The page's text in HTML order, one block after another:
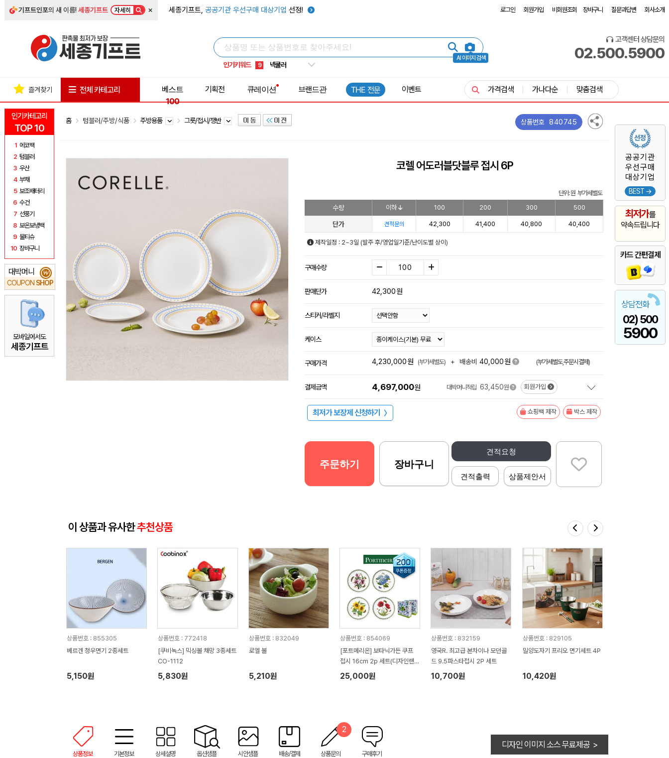
기프트인포의 새 이름!세종기프트 자세히 × 세종기프트, 공공기관 우선구매 대상기업 선정! 로그인 회원가입 비회원조회 장바구니 질문과답변 회사소개
AI 이미지 검색
인기키워드
5 키캡
8 쿨토시
9 넥쿨러
1 선풍기
고객센터 상담문의
02.500.5900
인기카테고리
TOP 10
1 에코백
2 텀블러
3 우산
4 부채
5 보조배터리
6 수건
7 선풍기
8 보온보냉백
9 물티슈
10 장바구니
대박머니
COUPON SHOP
₩
모바일에서도
세종기프트
공공기관
우선구매
대상기업
BEST →
최저가를
약속드립니다
카드 간편결제
상담전화
02) 500
5900
즐겨찾기 전체 카테고리
베스트
100
기획전 큐레이션 브랜드관 THE 전문 이벤트 가격검색 가나다순 맞춤검색
홈 텀블러/주방/식품 주방용품 그릇/접시/쟁반 상품번호 840745
코렐 어도러블닷블루 접시 6P
단위: 원 부가세별도
수량 이하 100 200 300 500
단가 견적문의 42,300 41,400 40,800 40,400
제작일정 : 2~3일 (발주 후/영업일기준/난이도별 상이)
구매수량
판매단가 42,300원
스티커/라벨지
케이스
구매가격 4,230,000원 (부가세별도) + 배송비 40,000원 (부가세별도,주문시결제)
결제금액 4,697,000원 대박머니적립 63,450원 회원가입
최저가 보장제 신청하기 〉 쇼핑백 제작 박스 제작
견적요청
견적출력 상품제안서
주문하기 장바구니
이 상품과 유사한추천상품
상품번호 : 855305
베르겐 청우면기 2종세트
5,150원
상품번호 : 772418
[쿠비녹스] 믹싱볼 채망 3종세트
CO-1112
5,830원
상품번호 : 832049
로엘 볼
5,210원
상품번호 : 854069
[포트메리온] 보타닉가든 쿠프
접시 16cm 2p 세트(디자인랜
덤, 케이스, 쇼핑백포함)
25,000원
상품번호 : 832159
영국R. 최고급 본차이나 모던골
드 9.5파스타접시 2P 세트
10,700원
상품번호 : 829105
밀양도자기 프리오 면기세트 4P
10,420원
상품정보 기본정보 상세설명 옵션샘플 시안샘플 배송/결제 상품문의
2
구매후기
디자인 이미지 소스 무료제공 >